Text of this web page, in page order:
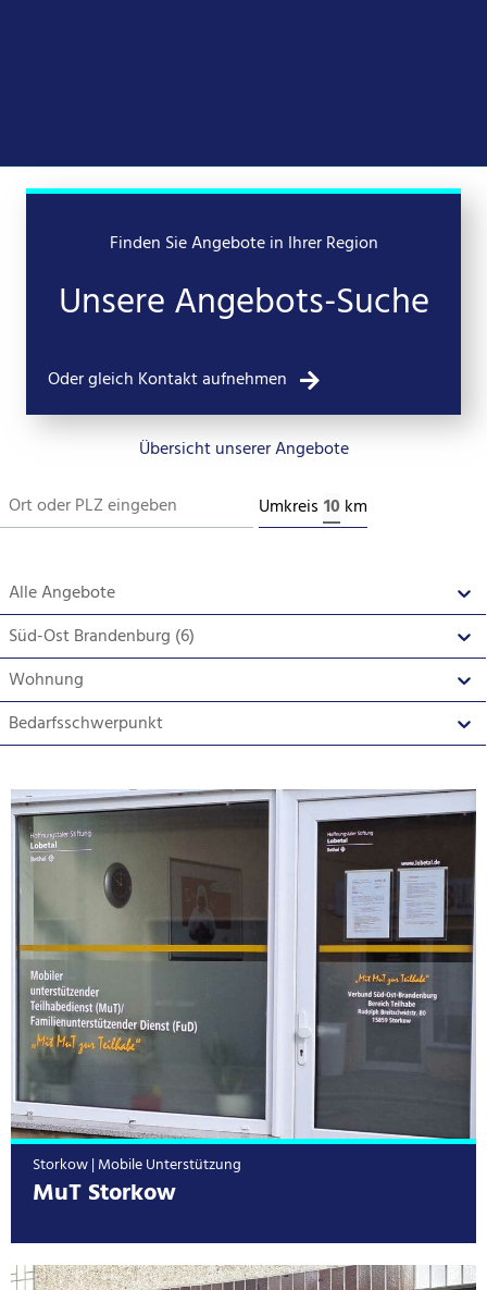
Finden Sie Angebote in Ihrer Region
Unsere Angebots-Suche
Oder gleich Kontakt aufnehmen
Übersicht unserer Angebote
Ort oder PLZ eingeben
Geolocation Umkreis km
Anbieter
Select content
Regionen
Select content
Wohnung
Select content
Bedarfsschwerpunkt
Select content
Storkow | Mobile Unterstützung
MuT Storkow